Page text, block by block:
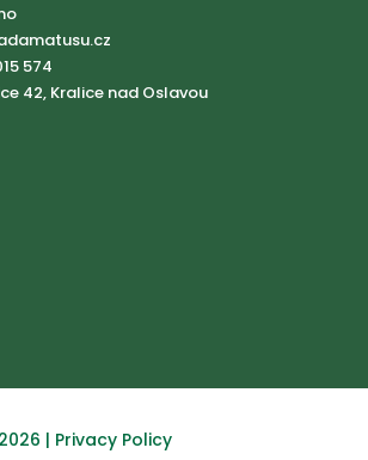
574
42, Kralice nad Oslavou
| Privacy Policy